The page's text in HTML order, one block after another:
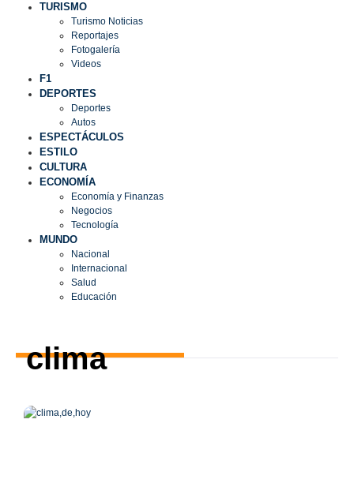
TURISMO
Turismo Noticias
Reportajes
Fotogalería
Videos
F1
DEPORTES
Deportes
Autos
ESPECTÁCULOS
ESTILO
CULTURA
ECONOMÍA
Economía y Finanzas
Negocios
Tecnología
MUNDO
Nacional
Internacional
Salud
Educación
clima